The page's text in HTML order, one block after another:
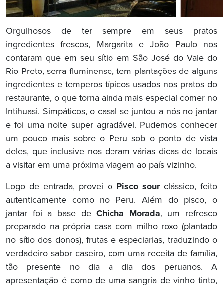
Orgulhosos de ter sempre em seus pratos
ingredientes frescos, Margarita e João Paulo nos
contaram que em seu sítio em São José do Vale do
Rio Preto, serra fluminense, tem plantações de alguns
ingredientes e temperos típicos usados nos pratos do
restaurante, o que torna ainda mais especial comer no
Intihuasi. Simpáticos, o casal se juntou a nós no jantar
e foi uma noite super agradável. Pudemos conhecer
um pouco mais sobre o Peru sob o ponto de vista
deles, que inclusive nos deram várias dicas de locais
a visitar em uma próxima viagem ao país vizinho.
Logo de entrada, provei o Pisco sourclássico, feito
autenticamente como no Peru. Além do pisco, o
jantar foi a base deChicha Morada, um refresco
preparado na própria casa com milho roxo (plantado
no sítio dos donos), frutas e especiarias, traduzindo o
verdadeiro sabor caseiro, com uma receita de família,
tão presente no dia a dia dos peruanos. A
apresentação é como de uma sangria de vinho tinto,